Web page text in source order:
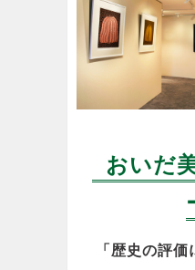
おいだ
「歴史の評価